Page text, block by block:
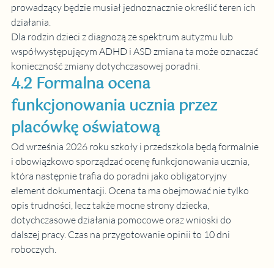
prowadzący będzie musiał jednoznacznie określić teren ich
działania.
Dla rodzin dzieci z diagnozą ze spektrum autyzmu lub
współwystępującym ADHD i ASD zmiana ta może oznaczać
konieczność zmiany dotychczasowej poradni.
4.2 Formalna ocena
funkcjonowania ucznia przez
placówkę oświatową
Od września 2026 roku szkoły i przedszkola będą formalnie
i obowiązkowo sporządzać ocenę funkcjonowania ucznia,
która następnie trafia do poradni jako obligatoryjny
element dokumentacji. Ocena ta ma obejmować nie tylko
opis trudności, lecz także mocne strony dziecka,
dotychczasowe działania pomocowe oraz wnioski do
dalszej pracy. Czas na przygotowanie opinii to 10 dni
roboczych.